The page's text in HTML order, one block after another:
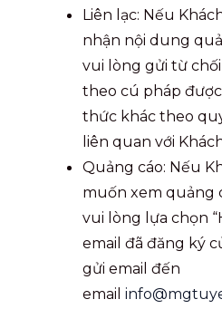
Liên lạc: Nếu
nhận nội dung
vui lòng gửi từ
theo cú pháp
thức khác theo
liên quan với
Quảng cáo: Nếu
muốn xem quảng
vui lòng lựa chọn
email đã đăng ký
gửi email đến
email